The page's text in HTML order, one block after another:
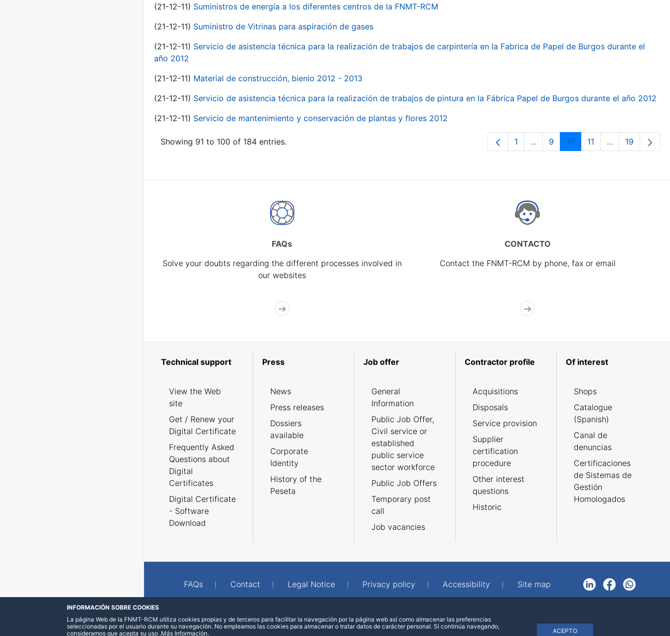
(21-12-11) Suministros de energía a los diferentes centros de la FNMT-RCM
(21-12-11) Suministro de Vitrinas para aspiración de gases
(21-12-11) Servicio de asistencia técnica para la realización de trabajos de carpintería en la Fabrica de Papel de Burgos durante el
año 2012
(21-12-11) Material de construcción, bienio 2012 - 2013
(21-12-11) Servicio de asistencia técnica para la realización de trabajos de pintura en la Fábrica Papel de Burgos durante el año 2012
(21-12-11) Servicio de mantenimiento y conservación de plantas y flores 2012
Showing 91 to 100 of 184 entries. Page
1 ...Intermediate Pages Use TAB to
Page
9 Page
10 Page
11 ...Intermediate
Page
19
FAQs
Solve your doubts regarding the different processes involved in
our websites
CONTACTO
Contact the FNMT-RCM by phone, fax or email
Technical support
View the Web
site
Get / Renew your
Digital Certificate
Frequently Asked
Questions about
Digital
Certificates
Digital Certificate
- Software
Download
Press
News
Press releases
Dossiers
available
Corporate
Identity
History of the
Peseta
Job offer
General
Information
Public Job Offer,
Civil service or
established
public service
sector workforce
Public Job Offers
Temporary post
call
Job vacancies
Contractor profile
Acquisitions
Disposals
Service provision
Supplier
certification
procedure
Other interest
questions
Historic
Of interest
Shops
Catalogue
(Spanish)
Canal de
denuncias
Certificaciones
de Sistemas de
Gestión
Homologados
FAQs Contact Legal Notice Privacy policy Accessibility Site map
LinkedInFacebookWhatsApp
INFORMACIÓN SOBRE COOKIES
La página Web de la FNMT-RCM utiliza cookies propias y de terceros para facilitar la navegación por la página web así como almacenar las preferencias
seleccionadas por el usuario durante su navegación. No empleamos las cookies para almacenar o tratar datos de carácter personal. Si continúa navegando,
consideramos que acepta su uso
ACEPTO
.Más Información.